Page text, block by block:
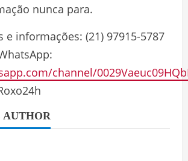
nunca para.
e informações: (21) 97915-5787
channel/
AUTHOR